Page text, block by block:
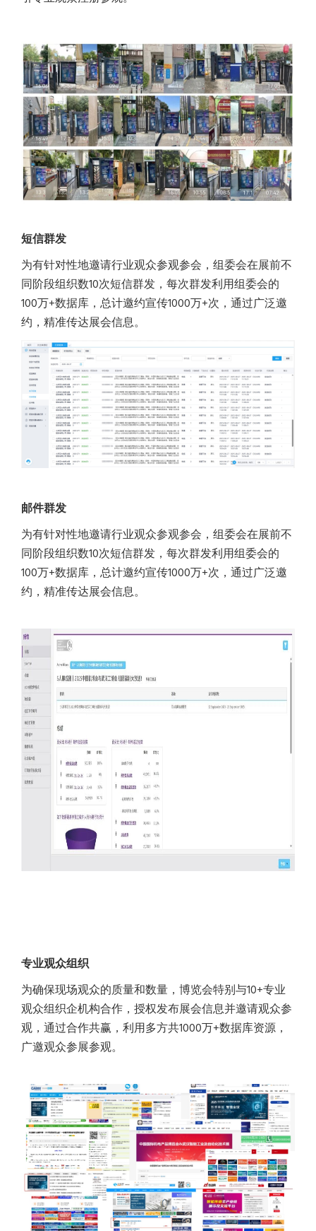
短信群发
为有针对性地邀请行业观众参观参会，组委会在展前不
同阶段组织数10次短信群发，每次群发利用组委会的
100万+数据库，总计邀约宣传1000万+次，通过广泛邀
约，精准传达展会信息。
邮件群发
为有针对性地邀请行业观众参观参会，组委会在展前不
同阶段组织数10次短信群发，每次群发利用组委会的
100万+数据库，总计邀约宣传1000万+次，通过广泛邀
约，精准传达展会信息。
专业观众组织
为确保现场观众的质量和数量，博览会特别与10+专业
观众组织企机构合作，授权发布展会信息并邀请观众参
观，通过合作共赢，利用多方共1000万+数据库资源，
广邀观众参展参观。